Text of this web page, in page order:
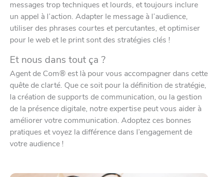
messages trop techniques et lourds, et toujours inclure
un appel à l’action. Adapter le message à l’audience,
utiliser des phrases courtes et percutantes, et optimiser
pour le web et le print sont des stratégies clés !
Et nous dans tout ça ?
Agent de Com® est là pour vous accompagner dans cette
quête de clarté. Que ce soit pour la définition de stratégie,
la création de supports de communication, ou la gestion
de la présence digitale, notre expertise peut vous aider à
améliorer votre communication. Adoptez ces bonnes
pratiques et voyez la différence dans l’engagement de
votre audience !